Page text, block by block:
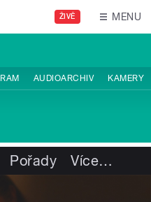
ŽIVĚ MENU
AUDIOARCHIV KAMERY
Pořady Více…